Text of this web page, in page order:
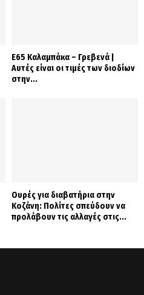
Ε65 Καλαμπάκα – Γρεβενά |
Αυτές είναι οι τιμές των διοδίων
στην...
Ουρές για διαβατήρια στην
Κοζάνη: Πολίτες σπεύδουν να
προλάβουν τις αλλαγές στις...